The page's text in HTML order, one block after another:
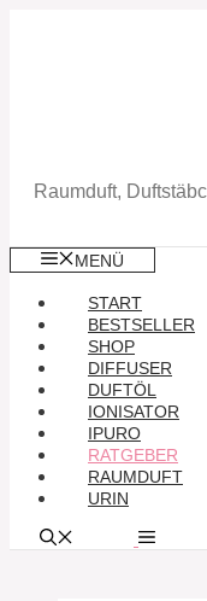
Raumduft,
MENÜ
START
BESTSELLER
SHOP
DIFFUSER
DUFTÖL
IONISATOR
IPURO
RATGEBER
RAUMDUFT
URIN